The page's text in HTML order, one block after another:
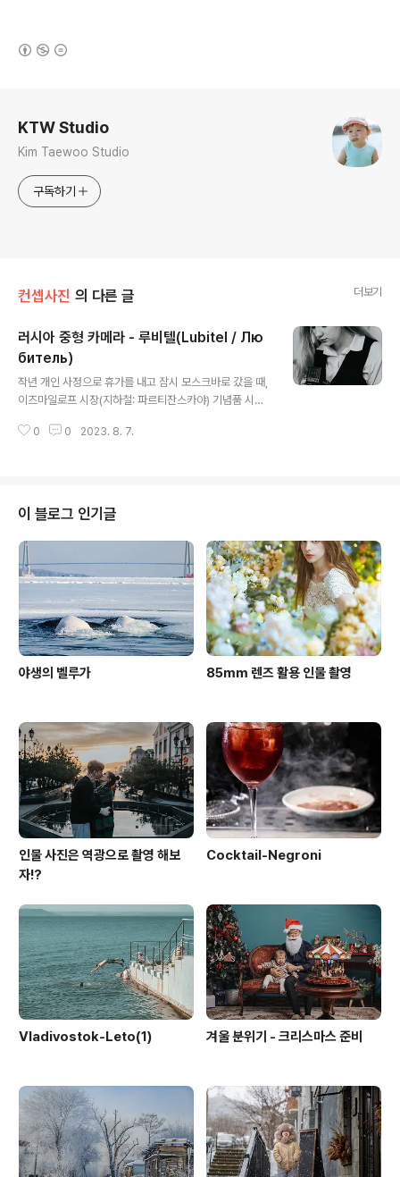
KTW Studio
Kim Taewoo Studio
구독하기
컨셉사진 의 다른 글 더보기
러시아 중형 카메라 - 루비텔(Lubitel / Лю
битель)
작년 개인 사정으로 휴가를 내고 잠시 모스크바로 갔을 때,
이즈마일로프 시장(지하철: 파르티잔스카야) 기념품 시장
각보다 상태가 좋은 중형카메라가 있었다. 1950년대부터
고하기위에 핀터레스트를 자주 참고하는데, 중형카메라로
촬영하는 사진을 참고하였다. 이 카메라의 매력은 촬영 시
카메라를 눈앞에 대는 것이 아니라 아래로 내려보면서 촬
영을 하는데, 이 모습이 상당히 매력적으로 보였다. 양손으
로 조심스럽게 카메라를 받치고, 시선은 자연스럽게 아래
쪽의 카메라의 뷰파인더를 보니 별도의 포징..
0 0 2023. 8. 7.
이 블로그 인기글
야생의 벨루가 85mm 렌즈 활용 인물 촬영
인물 사진은 역광으로 촬영 해보
자!?
Cocktail-Negroni
Vladivostok-Leto(1) 겨울 분위기 - 크리스마스 준비